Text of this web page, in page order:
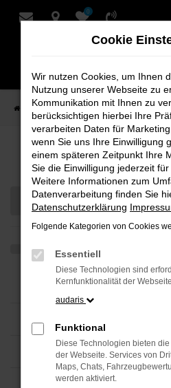
Zum
0
Startseite Teilen
Ihre
Cookie
Wir nutzen Cookies, um Ihnen
Nutzung unserer Webseite zu
Kommunikation mit Ihnen zu
berücksichtigen hierbei Ihre
verarbeiten Daten für
wenn Sie uns Ihre Einwilligung
einem späteren Zeitpunkt Ihre
Sie die Einwilligung jederzeit
Weitere Informationen zum
Datenverarbeitung finden Sie
Datenschutzerklärung
Folgende Kategorien von Cookies
Essentiell
Diese Technologien sind
Kernfunktionalität der
audaris
Funktional
Diese Technologien bieten
der Webseite. Services von
Maps, Chats,
werden aktiviert.